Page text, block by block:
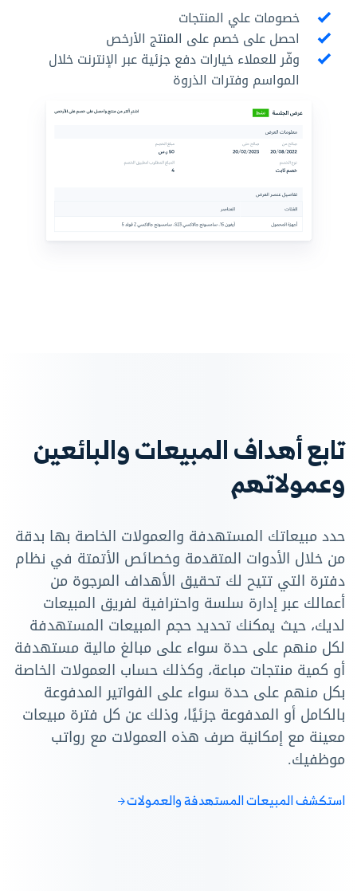
خصومات علي المنتجات
احصل على خصم على المنتج الأرخص
وفّر للعملاء خيارات دفع جزئية عبر الإنترنت خلال
المواسم وفترات الذروة
تابع أهداف المبيعات والبائعين
وعمولاتهم
حدد مبيعاتك المستهدفة والعمولات الخاصة بها بدقة
من خلال الأدوات المتقدمة وخصائص الأتمتة في نظام
دفترة التي تتيح لك تحقيق الأهداف المرجوة من
أعمالك عبر إدارة سلسة واحترافية لفريق المبيعات
لديك، حيث يمكنك تحديد حجم المبيعات المستهدفة
لكل منهم على حدة سواء على مبالغ مالية مستهدفة
أو كمية منتجات مباعة، وكذلك حساب العمولات الخاصة
بكل منهم على حدة سواء على الفواتير المدفوعة
بالكامل أو المدفوعة جزئيًا، وذلك عن كل فترة مبيعات
معينة مع إمكانية صرف هذه العمولات مع رواتب
موظفيك.
استكشف المبيعات المستهدفة والعمولات